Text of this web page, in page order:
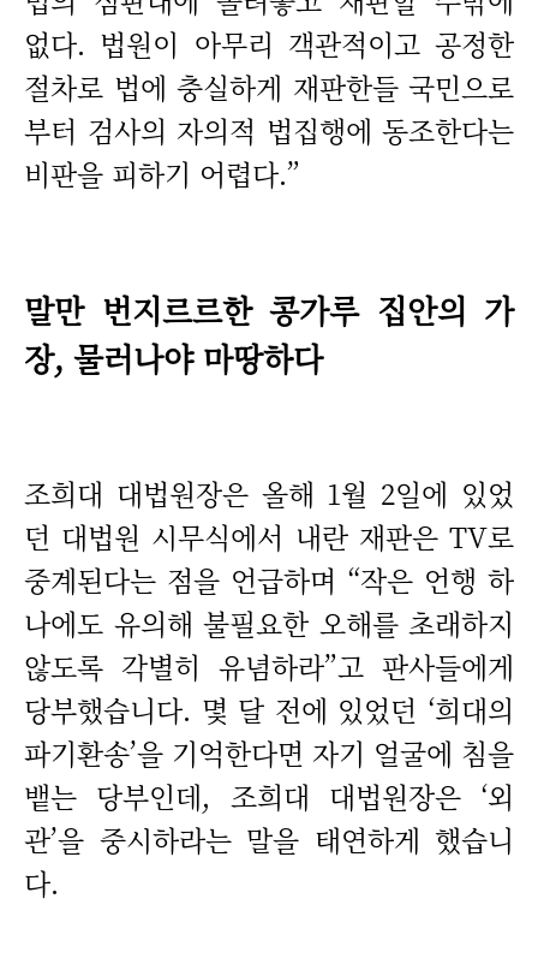
없다. 법원이 아무리 객관적이고 공정한
절차로 법에 충실하게 재판한들 국민으로
부터 검사의 자의적 법집행에 동조한다는
비판을 피하기 어렵다.”
말만 번지르르한 콩가루 집안의 가
장, 물러나야 마땅하다
조희대 대법원장은 올해 1월 2일에 있었
던 대법원 시무식에서 내란 재판은 TV로
중계된다는 점을 언급하며 “작은 언행 하
나에도 유의해 불필요한 오해를 초래하지
않도록 각별히 유념하라”고 판사들에게
당부했습니다. 몇 달 전에 있었던 ‘희대의
파기환송’을 기억한다면 자기 얼굴에 침을
뱉는 당부인데, 조희대 대법원장은 ‘외
관’을 중시하라는 말을 태연하게 했습니
다.